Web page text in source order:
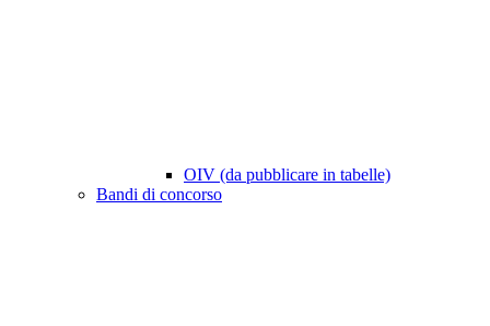
OIV (da pubblicare in tabelle)
Bandi di concorso